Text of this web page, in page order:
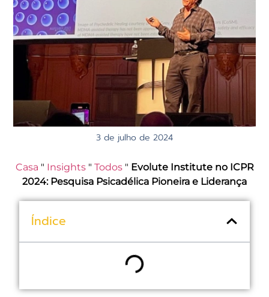
3 de julho de 2024
Casa " Insights" Todos" Evolute Institute no ICPR
2024: Pesquisa Psicadélica Pioneira e Liderança
Índice